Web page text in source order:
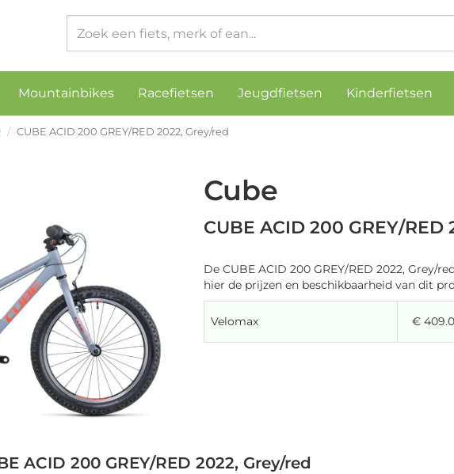
Mountainbikes Racefietsen Jeugdfietsen Kinderfietsen
CUBE ACID 200 GREY/RED 2022, Grey/red
Cube
CUBE ACID 200 GREY/RED
De CUBE ACID 200 GREY/RED 2022, Grey/
hier de prijzen en beschikbaarheid van dit
Velomax €
ACID 200 GREY/RED 2022, Grey/red